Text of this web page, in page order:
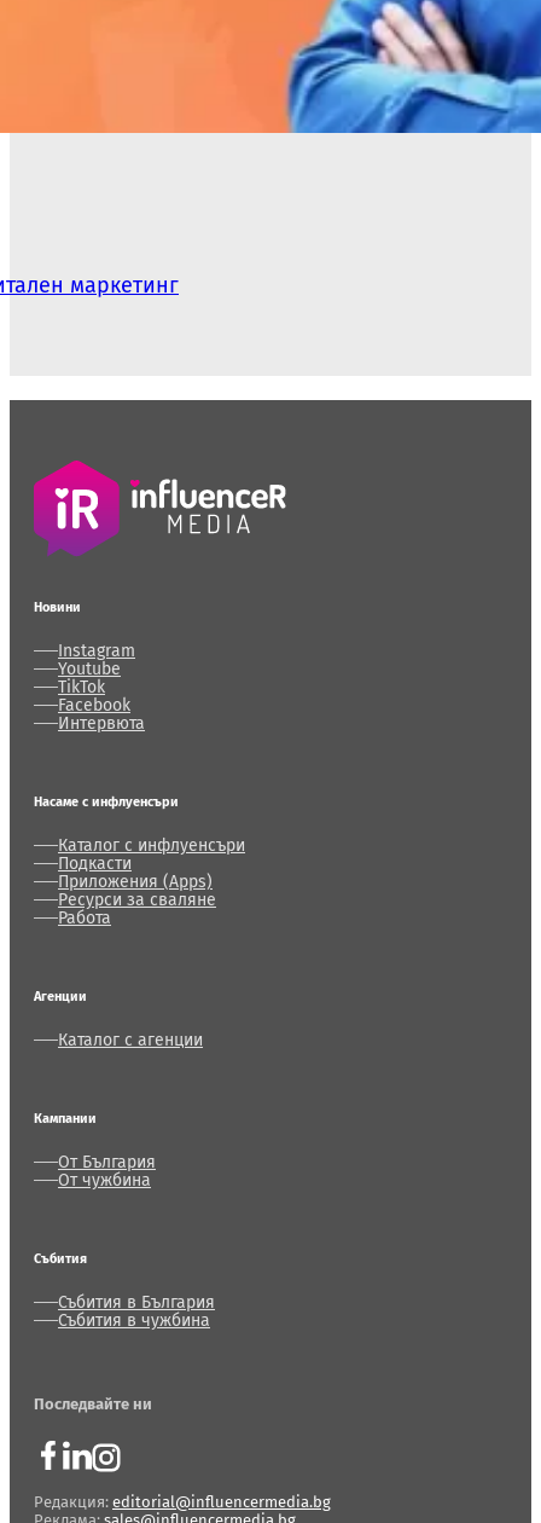
маркетинг
Новини
Instagram
Youtube
TikTok
Facebook
Интервюта
Насаме с инфлуенсъри
Каталог с инфлуенсъри
Подкасти
Приложения (Apps)
Ресурси за сваляне
Работа
Агенции
Каталог с агенции
Кампании
От България
От чужбина
Събития
Събития в България
Събития в чужбина
Последвайте ни
Редакция: editorial@influencermedia.bg